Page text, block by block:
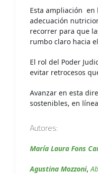
Esta ampliación en
adecuación
recorrer para que
rumbo claro hacia
El rol del Poder
evitar retrocesos
Avanzar en esta
sostenibles, en
Autores:
María Laura Fons
Agustina Mozzoni,